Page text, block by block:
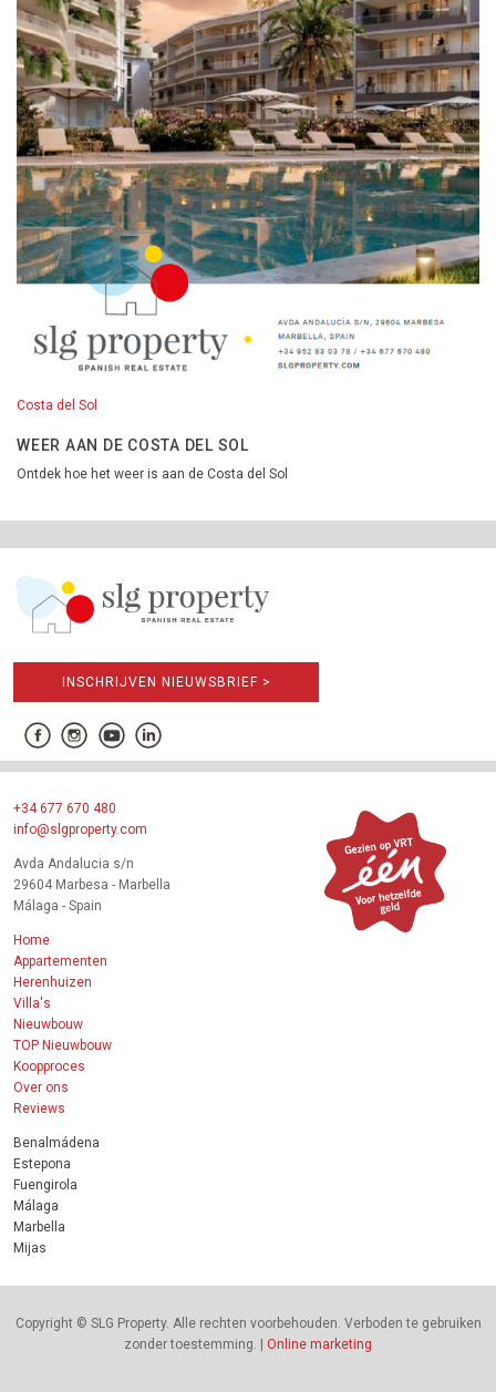
Costa del Sol
WEER AAN DE COSTA DEL SOL
Ontdek hoe het weer is aan de Costa del Sol
INSCHRIJVEN NIEUWSBRIEF >
+34 677 670 480
info@slgproperty.com
Avda Andalucia s/n
29604 Marbesa - Marbella
Málaga - Spain
Home
Appartementen
Herenhuizen
Villa's
Nieuwbouw
TOP Nieuwbouw
Koopproces
Over ons
Reviews
Benalmádena
Estepona
Fuengirola
Málaga
Marbella
Mijas
Copyright © SLG Property. Alle rechten voorbehouden. Verboden te gebruiken
zonder toestemming. | Online marketing